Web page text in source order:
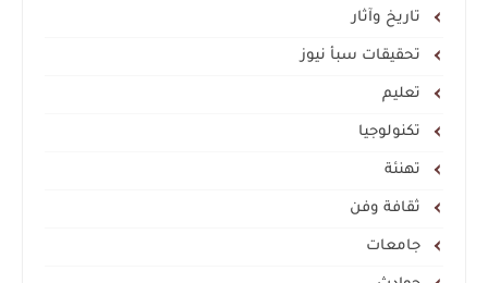
تاريخ وآثار
تحقيقات سبأ نيوز
تعليم
تكنولوجيا
تهنئة
ثقافة وفن
جامعات